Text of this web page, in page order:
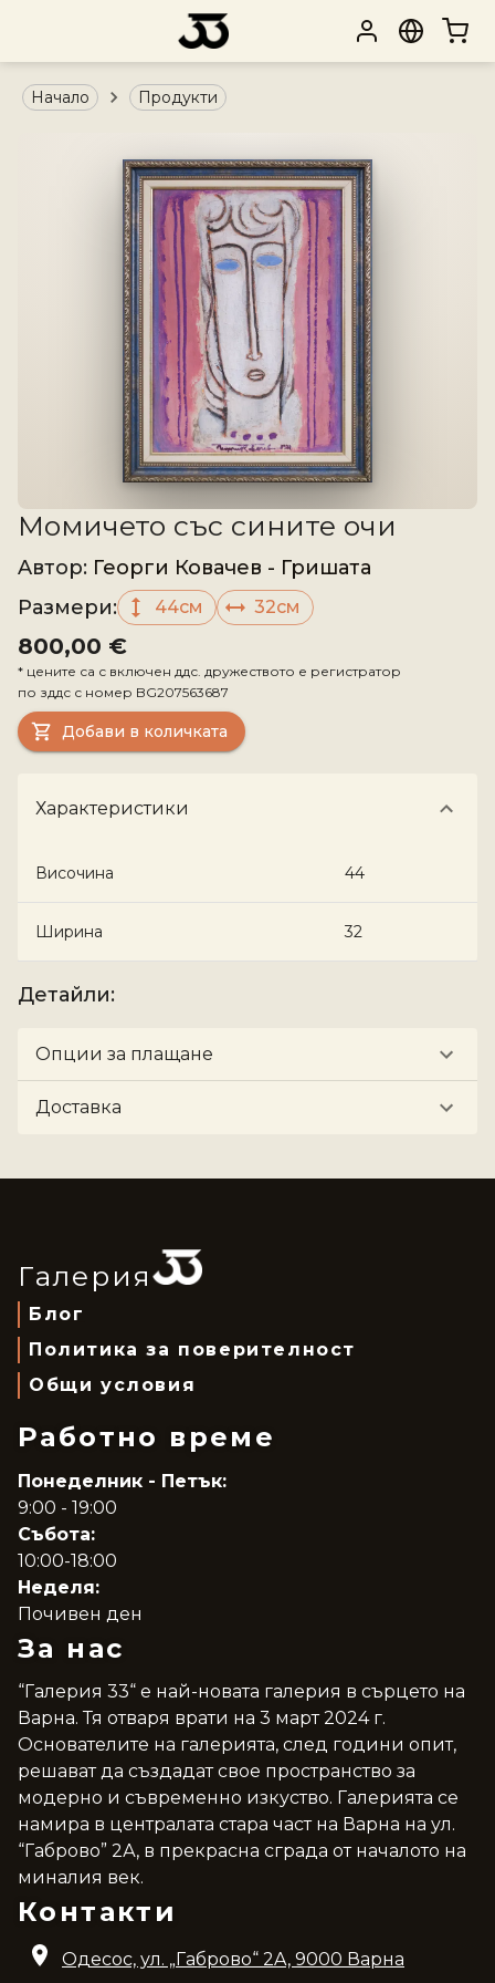
Начало Продукти
Момичето със сините очи
Aвтор: Георги Ковачев - Гришата
Размери: 44см 32см
800,00 €
* цените са с включен ддс. дружеството е регистратор
по зддс с номер BG207563687
Добави в количката
Характеристики
Височина 44
Ширина 32
Детайли:
Опции за плащане
Доставка
Галерия
Блог
Политика за поверителност
Общи условия
Работно време
Понеделник - Петък:
9:00 - 19:00
Събота:
10:00-18:00
Неделя:
Почивен ден
За нас
“Галерия 33“ е най-новата галерия в сърцето на
Варна. Тя отваря врати на 3 март 2024 г.
Основателите на галерията, след години опит,
решават да създадат свое пространство за
модерно и съвременно изкуство. Галерията се
намира в централата стара част на Варна на ул.
“Габрово” 2А, в прекрасна сграда от началото на
миналия век.
Контакти
Одесос, ул. „Габрово“ 2A, 9000 Варна